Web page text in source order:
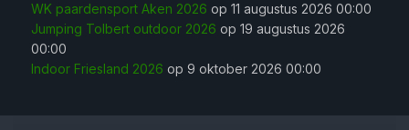
WK paardensport Aken 2026 op 11 augustus 2026 00:00
Jumping Tolbert outdoor 2026 op 19 augustus 2026
00:00
Indoor Friesland 2026 op 9 oktober 2026 00:00